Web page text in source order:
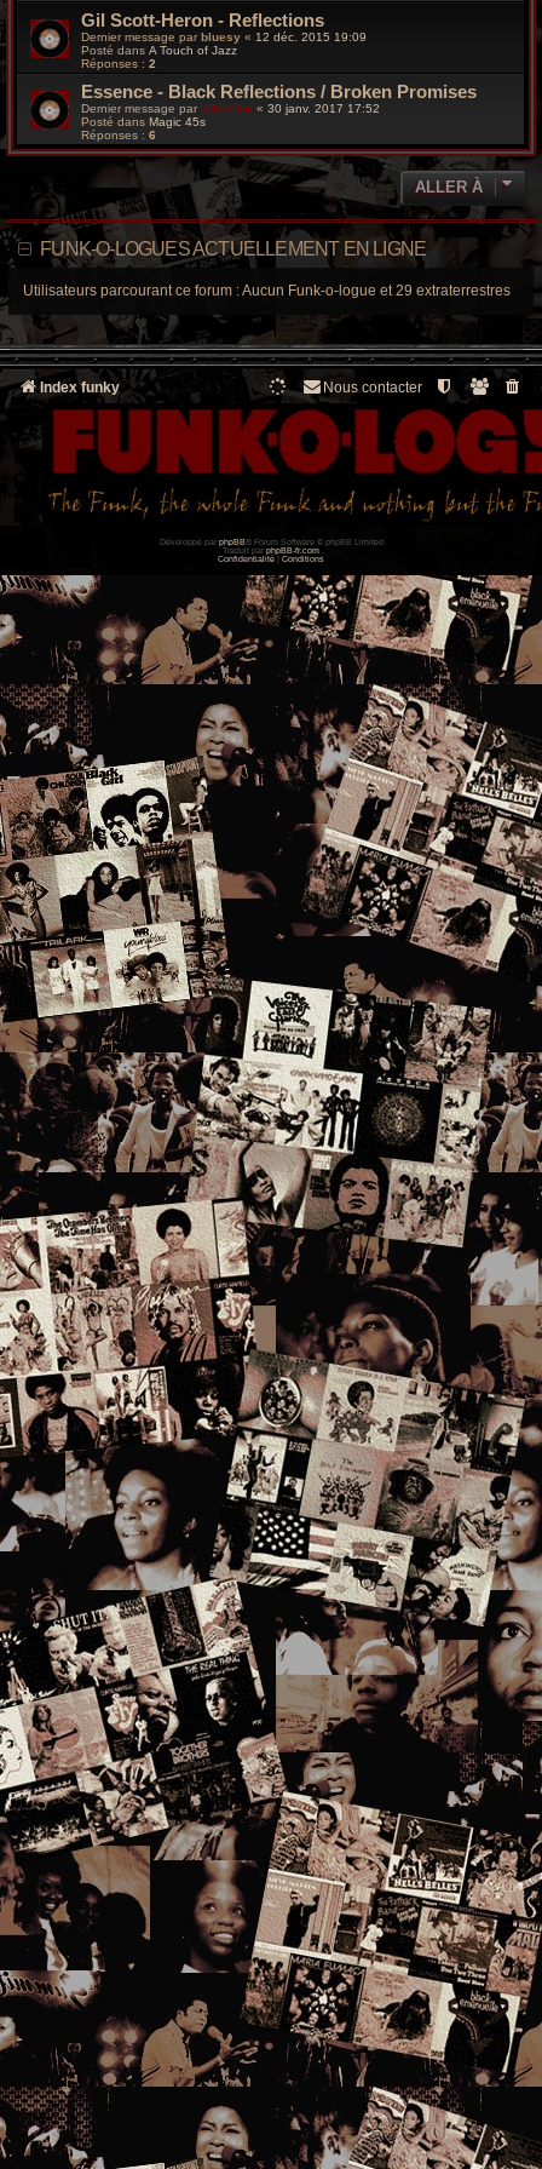
Gil Scott-Heron - Reflections
Dernier message par bluesy « 12 déc. 2015 19:09
Posté dans A Touch of Jazz
Réponses : 2
Essence - Black Reflections / Broken Promises
Dernier message par silverfox « 30 janv. 2017 17:52
Posté dans Magic 45s
Réponses : 6
ALLER À
FUNK-O-LOGUES ACTUELLEMENT EN LIGNE
Utilisateurs parcourant ce forum : Aucun Funk-o-logue et 29 extraterrestres
Index funky Nous contacter
Développé par phpBB® Forum Software © phpBB Limited
Traduit par phpBB-fr.com
Confidentialité
Conditions